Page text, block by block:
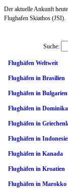
Der aktuelle Ankunft
Flughafen Skiathos (JSI).
Suche:
Flughäfen Weltweit
Flughäfen in Brasilien
Flughäfen in Bulgarien
Flughäfen in
Flughäfen in
Flughäfen in
Flughäfen in Kanada
Flughäfen in Kroatien
Flughäfen in Marokko